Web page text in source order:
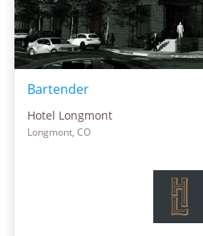
Bartender
Hotel Longmont
Longmont, CO